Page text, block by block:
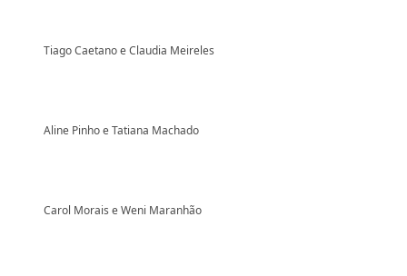
Tiago Caetano e Claudia Meireles
Aline Pinho e Tatiana Machado
Carol Morais e Weni Maranhão